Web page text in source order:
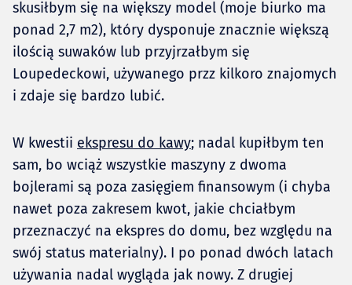
skusiłbym się na większy model (moje biurko ma
ponad 2,7 m2), który dysponuje znacznie większą
ilością suwaków lub przyjrzałbym się
Loupedeckowi, używanego przz kilkoro znajomych
i zdaje się bardzo lubić.
W kwestii ekspresu do kawy; nadal kupiłbym ten
sam, bo wciąż wszystkie maszyny z dwoma
bojlerami są poza zasięgiem finansowym (i chyba
nawet poza zakresem kwot, jakie chciałbym
przeznaczyć na ekspres do domu, bez względu na
swój status materialny). I po ponad dwóch latach
używania nadal wygląda jak nowy. Z drugiej